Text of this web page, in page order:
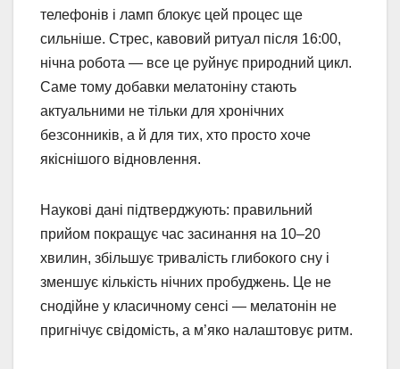
телефонів і ламп блокує цей процес ще
сильніше. Стрес, кавовий ритуал після 16:00,
нічна робота — все це руйнує природний цикл.
Саме тому добавки мелатоніну стають
актуальними не тільки для хронічних
безсонників, а й для тих, хто просто хоче
якіснішого відновлення.
Наукові дані підтверджують: правильний
прийом покращує час засинання на 10–20
хвилин, збільшує тривалість глибокого сну і
зменшує кількість нічних пробуджень. Це не
снодійне у класичному сенсі — мелатонін не
пригнічує свідомість, а м’яко налаштовує ритм.